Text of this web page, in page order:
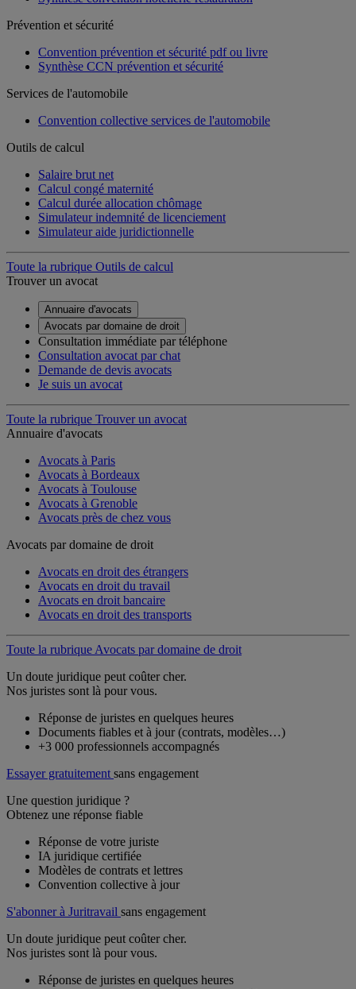
Prévention et sécurité
Convention prévention et sécurité pdf ou livre
Synthèse CCN prévention et sécurité
Services de l'automobile
Convention collective services de l'automobile
Outils de calcul
Salaire brut net
Calcul congé maternité
Calcul durée allocation chômage
Simulateur indemnité de licenciement
Simulateur aide juridictionnelle
Toute la rubrique Outils de calcul
Trouver un avocat
Annuaire d'avocats
Avocats par domaine de droit
Consultation immédiate par téléphone
Consultation avocat par chat
Demande de devis avocats
Je suis un avocat
Toute la rubrique Trouver un avocat
Annuaire d'avocats
Avocats à Paris
Avocats à Bordeaux
Avocats à Toulouse
Avocats à Grenoble
Avocats près de chez vous
Avocats par domaine de droit
Avocats en droit des étrangers
Avocats en droit du travail
Avocats en droit bancaire
Avocats en droit des transports
Toute la rubrique Avocats par domaine de droit
Un doute juridique peut coûter cher.
Nos juristes sont là pour vous.
Réponse de juristes en quelques heures
Documents fiables et à jour (contrats, modèles…)
+3 000 professionnels accompagnés
Essayer gratuitement sans engagement
Une question juridique ?
Obtenez une réponse fiable
Réponse de votre juriste
IA juridique certifiée
Modèles de contrats et lettres
Convention collective à jour
S'abonner à Juritravail sans engagement
Un doute juridique peut coûter cher.
Nos juristes sont là pour vous.
Réponse de juristes en quelques heures